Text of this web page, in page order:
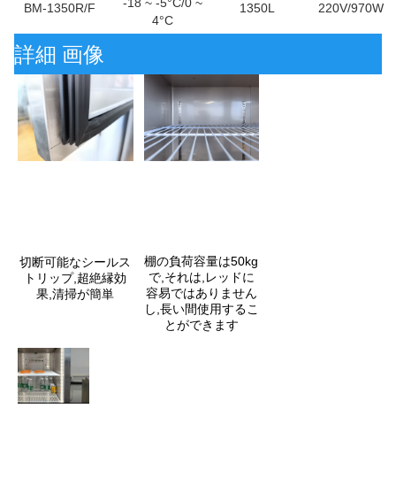
BM-1350R/F
4°C
1350L 220V/970W
詳細 画像
切断可能なシールス
トリップ,超絶縁効
果,清掃が簡単
棚の負荷容量は50kg
で,それは,レッドに
容易ではありません
し,長い間使用するこ
とができます